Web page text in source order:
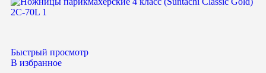
Быстрый просмотр
В избранное